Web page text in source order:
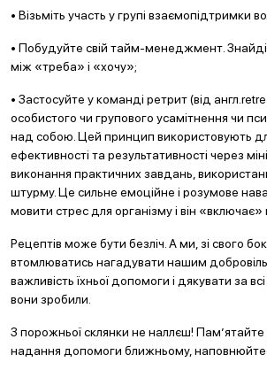
• Візьміть участь у групі взаємопідтримки
• Побудуйте свій тайм-менеджмент.
між «треба» і «хочу»;
• Застосуйте у команді ретрит (від
особистого чи групового усамітнення чи
над собою. Цей принцип використовують
ефективності та результативності через
виконання практичних завдань,
штурму. Це сильне емоційне і розумове
мовити стрес для організму і він «включає»
Рецептів може бути безліч. А ми, зі свого
втомлюватись нагадувати нашим
важливість їхньої допомоги і дякувати за
вони зробили.
З порожньої склянки не наллєш!
надання допомоги ближньому,